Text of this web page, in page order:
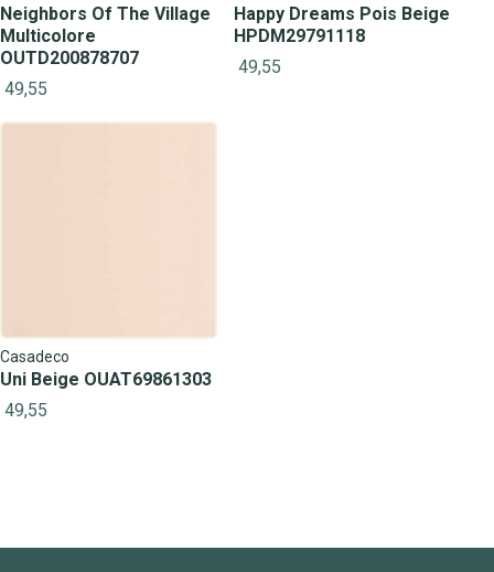
Neighbors Of The Village
Multicolore
OUTD200878707
49,55
Happy Dreams Pois Beige
HPDM29791118
49,55
Casadeco
Uni Beige OUAT69861303
49,55